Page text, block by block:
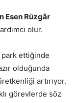
Esen Rüzgâr
olur.
ettiğinde
olduğunda
artırıyor.
görevlerde söz